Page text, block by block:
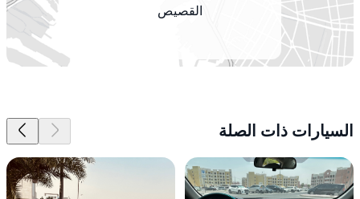
القصيص
السيارات ذات الصلة